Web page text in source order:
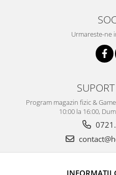
Urmareste-ne
Program magazin fizic &
10:00 la 16:00,